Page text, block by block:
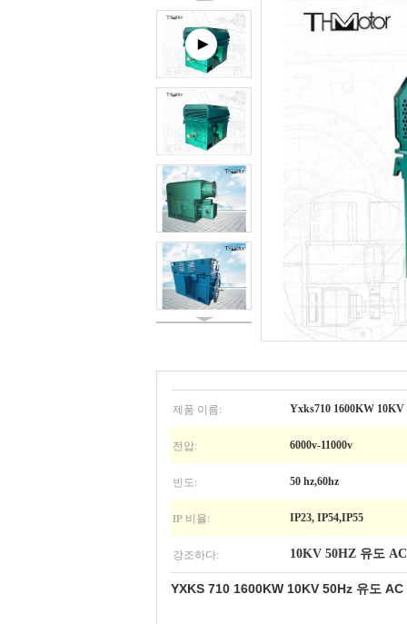
제품 이름: Yxks710 1600KW
전압: 6000v-11000v
빈도: 50 hz,60hz
IP 비율: IP23, IP54,IP55
강조하다: 10KV 50HZ 유도
YXKS 710 1600KW 10KV 50Hz 유도